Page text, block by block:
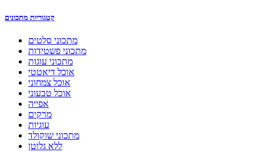
קטגוריות מתכונים
מתכוני סלטים
מתכוני פשטידות
מתכוני עוגות
אוכל דיאטטי
אוכל צמחוני
אוכל טבעוני
אפייה
מרקים
עוגיות
מתכוני שוקולד
ללא גלוטן